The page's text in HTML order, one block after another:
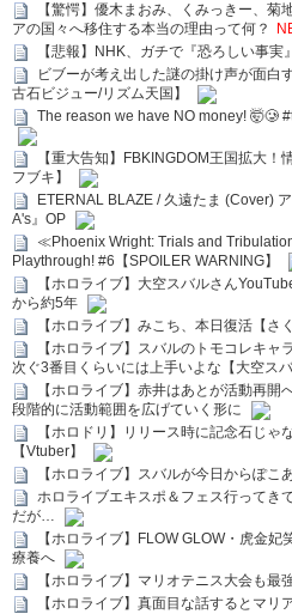
【驚愕】優木まおみ、くみっきー、
アの国々へ移住する本当の理由って何？
【悲報】NHK、ガチで『恐ろしい事実
ビブーが考え出した謎の掛け声が面白
古石ビジュー/リズム天国】
The reason we have NO money! 🤯🥲
【重大告知】FBKINGDOM王国拡大
フブキ】
ETERNAL BLAZE / 久遠たま (Cover)
A's』OP
≪Phoenix Wright: Trials and
Playthrough! #6【SPOILER WARNING】
【ホロライブ】大空スバルさん
から約5年
【ホロライブ】みこち、本日復活【さ
【ホロライブ】スバルのトモコレキ
次ぐ3番目くらいには上手いよな【大空スバ
【ホロライブ】赤井はあとが活動再
段階的に活動範囲を広げていく形に
【ホロドリ】リリース時に記念石じゃ
【Vtuber】
【ホロライブ】スバルが今日からぽこ
ホロライブエキスポ＆フェス行ってき
だが…
【ホロライブ】FLOW GLOW・虎金
療養へ
【ホロライブ】マリオテニス大会も最
【ホロライブ】真面目な話するとマリ